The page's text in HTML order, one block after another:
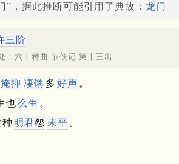
”，据此推断可能引用了典故： 龙门
三阶
六十种曲 节侠记 第十三出
掩抑 凄锵 多 好声 。
也么生 。
种 明君怨 未平 。